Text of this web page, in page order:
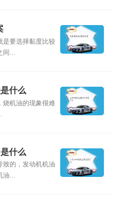
是要选择黏度比较
...
什么
烧机油的现象很难
什么
致的，发动机机油
油...